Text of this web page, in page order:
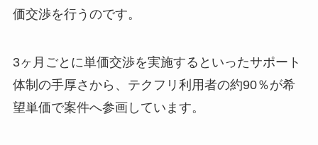
価交渉を行うのです。
3ヶ月ごとに単価交渉を実施するといったサポート
体制の手厚さから、テクフリ利用者の約90％が希
望単価で案件へ参画しています。